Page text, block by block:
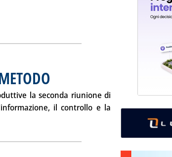
SULLA PIAZZA DI MILANO'
la seconda riunione di
il controllo e la
notizia: '“CABINA” PREZZI, SI STUDIA IL